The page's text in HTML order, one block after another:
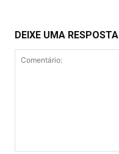
DEIXE UMA RESPOSTA